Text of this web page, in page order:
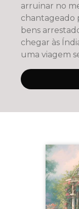
arruinar no
chantageado
bens
chegar às